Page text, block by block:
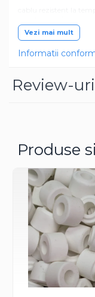
compatibilitate
produs disponibil din
Vezi mai mult
Informatii
Review-uri
Produse